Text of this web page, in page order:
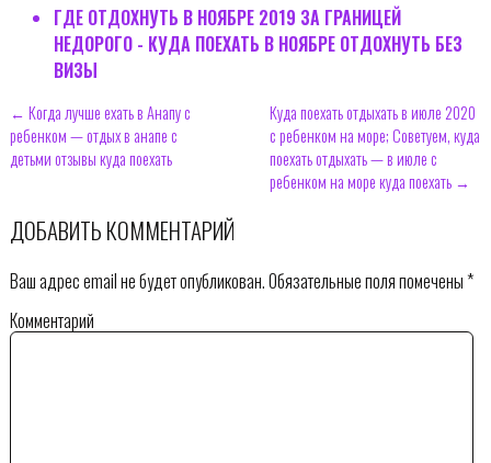
ГДЕ ОТДОХНУТЬ В НОЯБРЕ 2019 ЗА ГРАНИЦЕЙ
НЕДОРОГО - КУДА ПОЕХАТЬ В НОЯБРЕ ОТДОХНУТЬ БЕЗ
ВИЗЫ
← Когда лучше ехать в Анапу с
ребенком — отдых в анапе с
детьми отзывы куда поехать
Куда поехать отдыхать в июле 2020
с ребенком на море; Советуем, куда
поехать отдыхать — в июле с
ребенком на море куда поехать →
ДОБАВИТЬ КОММЕНТАРИЙ
Ваш адрес email не будет опубликован.Обязательные поля помечены*
Комментарий